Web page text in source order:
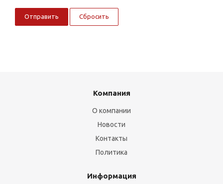
Сбросить
Компания
О компании
Новости
Контакты
Политика
Информация